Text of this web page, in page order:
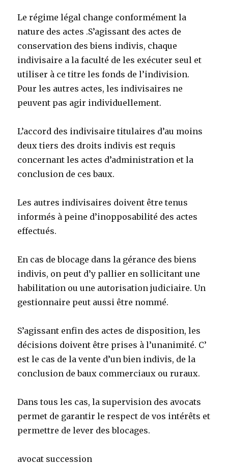
Le régime légal change conformément la
nature des actes .S’agissant des actes de
conservation des biens indivis, chaque
indivisaire a la faculté de les exécuter seul et
utiliser à ce titre les fonds de l’indivision.
Pour les autres actes, les indivisaires ne
peuvent pas agir individuellement.
L’accord des indivisaire titulaires d’au moins
deux tiers des droits indivis est requis
concernant les actes d’administration et la
conclusion de ces baux.
Les autres indivisaires doivent être tenus
informés à peine d’inopposabilité des actes
effectués.
En cas de blocage dans la gérance des biens
indivis, on peut d’y pallier en sollicitant une
habilitation ou une autorisation judiciaire. Un
gestionnaire peut aussi être nommé.
S’agissant enfin des actes de disposition, les
décisions doivent être prises à l’unanimité. C’
est le cas de la vente d’un bien indivis, de la
conclusion de baux commerciaux ou ruraux.
Dans tous les cas, la supervision des avocats
permet de garantir le respect de vos intérêts et
permettre de lever des blocages.
avocat succession